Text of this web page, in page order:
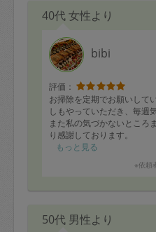
40代 女性より
bibi
評価：
お掃除を定期でお願いして
しもやっていただき、毎週
また私の気づかないところ
り感謝しております。
もっと見る
※依頼
50代 男性より